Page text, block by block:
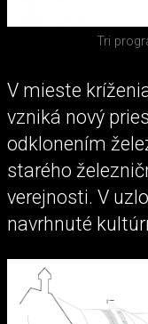
Tri
V mieste
vzniká nový
odklonením
starého
verejnosti. V
navrhnuté